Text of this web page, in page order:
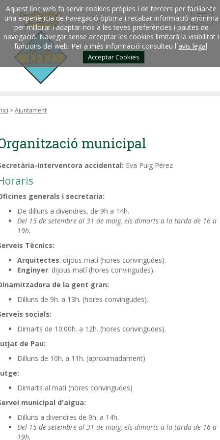
Aquest lloc web fa servir cookies pròpies i de tercers per faciliar-te
una experiència de navegació òptima i recabar informació anònima
per millorar i adaptar-nos a les teves preferències i pautes de
navegació. Navegar sense acceptar les cookies limitarà la visibilitat i
funcions del web. Per a més informació consulteu l´avis legal.
Acceptar Cookies
>Ajuntament
municipal
Interventora accidental: Eva Puig Pérez
generals i secretaria:
De dilluns a divendres, de 9h a 14h.
Del 15 de setembre al 31 de maig, els dimarts a la tarda de 16 a
19h.
Tècnics:
Arquitectes: dijous matí (hores convingudes).
Enginyer: dijous matí (hores convingudes).
de la gent gran:
Dilluns de 9h. a 13h. (hores convingudes).
socials:
Dimarts de 10:00h. a 12h. (hores convingudes).
de Pau:
Dilluns de 10h. a 11h. (aproximadament)
Dimarts al matí (hores convingudes)
municipal d'aigua:
Dilluns a divendres de 9h. a 14h.
Del 15 de setembre al 31 de maig, els dimarts a la tarda de 16 a
19h.